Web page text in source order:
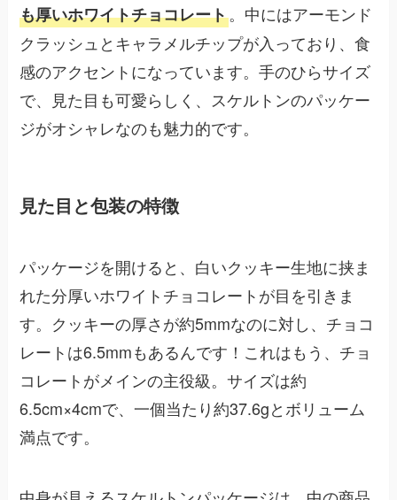
も厚いホワイトチョコレート。中にはアーモンド
クラッシュとキャラメルチップが入っており、食
感のアクセントになっています。手のひらサイズ
で、見た目も可愛らしく、スケルトンのパッケー
ジがオシャレなのも魅力的です。
見た目と包装の特徴
パッケージを開けると、白いクッキー生地に挟ま
れた分厚いホワイトチョコレートが目を引きま
す。クッキーの厚さが約5mmなのに対し、チョコ
レートは6.5mmもあるんです！これはもう、チョ
コレートがメインの主役級。サイズは約
6.5cm×4cmで、一個当たり約37.6gとボリューム
満点です。